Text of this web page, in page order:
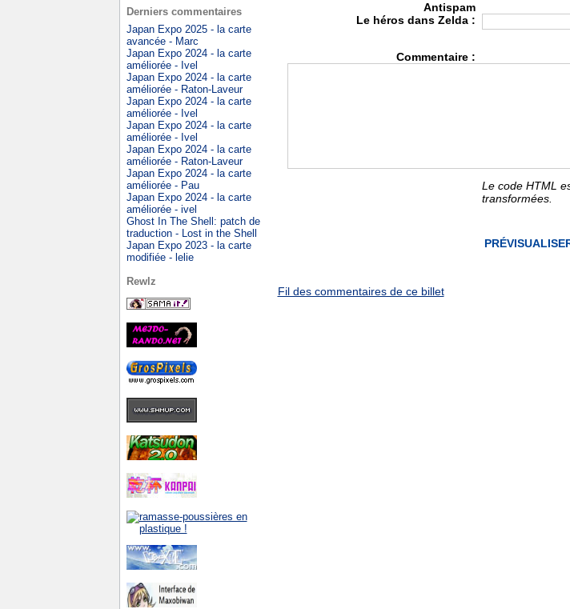
Antispam
Le héros dans Zelda :
Commentaire :
Le code HTML
transformées.
Fil des commentaires de ce billet
Derniers commentaires
Japan Expo 2025 - la carte
avancée - Marc
Japan Expo 2024 - la carte
améliorée - Ivel
Japan Expo 2024 - la carte
améliorée - Raton-Laveur
Japan Expo 2024 - la carte
améliorée - Ivel
Japan Expo 2024 - la carte
améliorée - Ivel
Japan Expo 2024 - la carte
améliorée - Raton-Laveur
Japan Expo 2024 - la carte
améliorée - Pau
Japan Expo 2024 - la carte
améliorée - ivel
Ghost In The Shell: patch de
traduction - Lost in the Shell
Japan Expo 2023 - la carte
modifiée - lelie
Rewlz